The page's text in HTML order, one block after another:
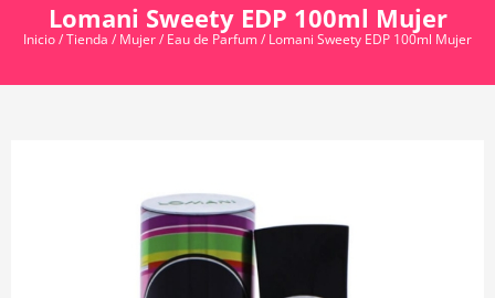
Lomani Sweety EDP 100ml Mujer
Inicio/Tienda / Mujer/ Eau de Parfum/ Lomani Sweety EDP 100ml Mujer